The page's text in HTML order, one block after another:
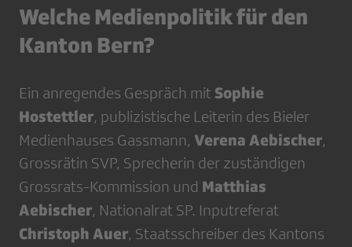
Welche Medienpolitik für den
Kanton Bern?
Ein anregendes Gespräch mit Sophie
Hostettler, publizistische Leiterin des Bieler
Medienhauses Gassmann, Verena Aebischer,
Grossrätin SVP, Sprecherin der zuständigen
Grossrats-Kommission und Matthias
Aebischer, Nationalrat SP. Inputreferat
Christoph Auer, Staatsschreiber des Kantons